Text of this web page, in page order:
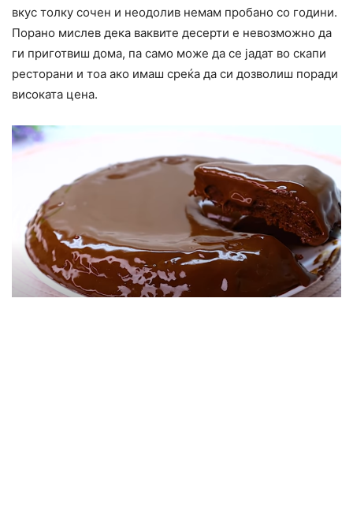
вкус толку сочен и неодолив немам пробано со години.
Порано мислев дека ваквите десерти е невозможно да
ги приготвиш дома, па само може да се јадат во скапи
ресторани и тоа ако имаш среќа да си дозволиш поради
високата цена.